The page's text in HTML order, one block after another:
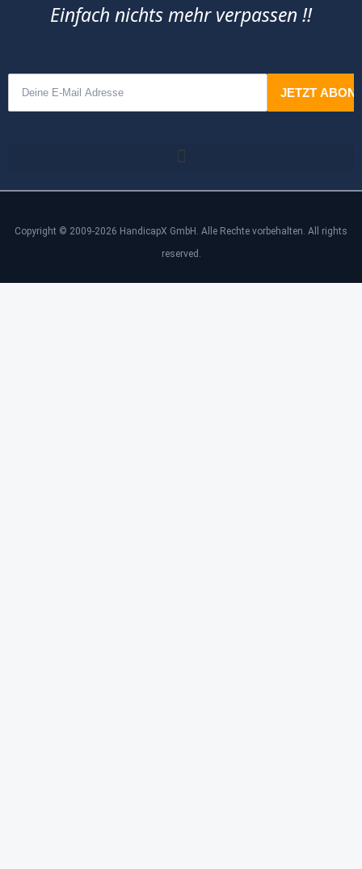
Einfach nichts mehr verpassen !!
Copyright © 2009-2026 HandicapX GmbH. Alle Rechte vorbehalten. All rights
reserved.